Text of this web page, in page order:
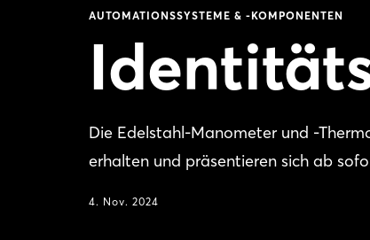
AUTOMATIONSSYSTEME & -KOMPONENTEN
Die Edelstahl-Manometer und -
erhalten und präsentieren sich ab
4. Nov. 2024